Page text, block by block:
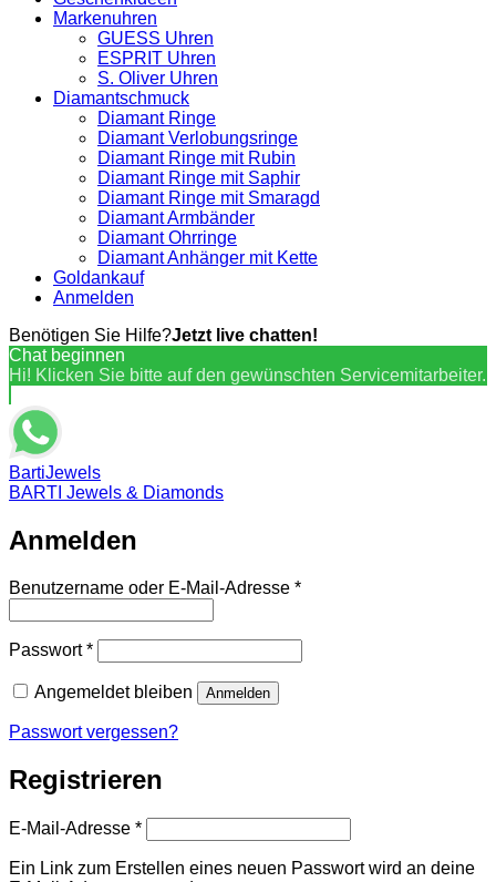
Markenuhren
GUESS Uhren
ESPRIT Uhren
S. Oliver Uhren
Diamantschmuck
Diamant Ringe
Diamant Verlobungsringe
Diamant Ringe mit Rubin
Diamant Ringe mit Saphir
Diamant Ringe mit Smaragd
Diamant Armbänder
Diamant Ohrringe
Diamant Anhänger mit Kette
Goldankauf
Anmelden
Benötigen Sie Hilfe?Jetzt live chatten!
Chat beginnen
Hi! Klicken Sie bitte auf den gewünschten Servicemitarbeiter.
BartiJewels
BARTI Jewels & Diamonds
Anmelden
Benutzername oder E-Mail-Adresse *Erforderlich
Passwort*Erforderlich
Angemeldet bleiben Anmelden
Passwort vergessen?
Registrieren
E-Mail-Adresse *Erforderlich
Ein Link zum Erstellen eines neuen Passwort wird an deine